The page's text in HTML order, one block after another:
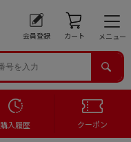
会員登録 カート メニュー
購入履歴 クーポン